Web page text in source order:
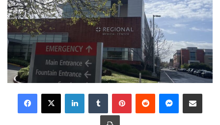
LinkedInTumblr PinterestReddit Messenger
Share via Email
Print